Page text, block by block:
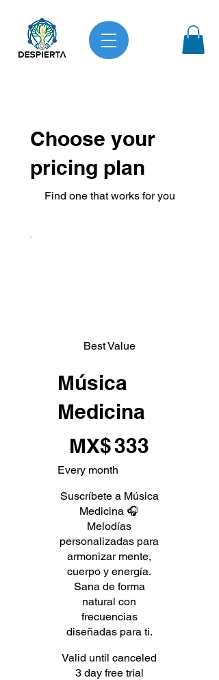
Best Value
Música
Medicina
MX$333
Every month
Suscríbete a Música
Medicina 🎧
Melodías
personalizadas para
armonizar mente,
cuerpo y energía.
Sana de forma
natural con
frecuencias
diseñadas para ti.
Valid until canceled
3 day free trial
Choose your
pricing plan
Find one that works for you